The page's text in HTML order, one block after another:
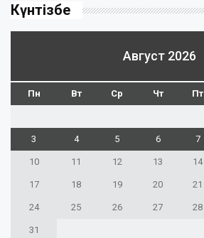
Күнтізбе
Август 2026
Пн Вт Ср Чт Пт
3 4 5 6 7
10 11 12 13 14
17 18 19 20 21
24 25 26 27 28
31